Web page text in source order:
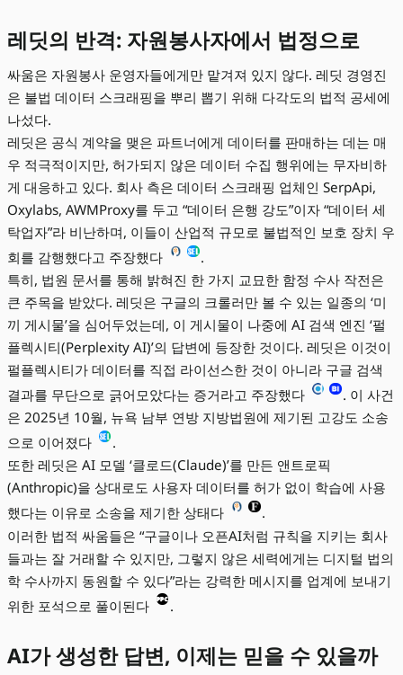
레딧의 반격: 자원봉사자에서 법정으로
싸움은 자원봉사 운영자들에게만 맡겨져 있지 않다. 레딧 경영진
은 불법 데이터 스크래핑을 뿌리 뽑기 위해 다각도의 법적 공세에
나섰다.
레딧은 공식 계약을 맺은 파트너에게 데이터를 판매하는 데는 매
우 적극적이지만, 허가되지 않은 데이터 수집 행위에는 무자비하
게 대응하고 있다. 회사 측은 데이터 스크래핑 업체인 SerpApi,
Oxylabs, AWMProxy를 두고 “데이터 은행 강도”이자 “데이터 세
탁업자”라 비난하며, 이들이 산업적 규모로 불법적인 보호 장치 우
회를 감행했다고 주장했다
.
특히, 법원 문서를 통해 밝혀진 한 가지 교묘한 함정 수사 작전은
큰 주목을 받았다. 레딧은 구글의 크롤러만 볼 수 있는 일종의 ‘미
끼 게시물’을 심어두었는데, 이 게시물이 나중에 AI 검색 엔진 ‘펄
플렉시티(Perplexity AI)’의 답변에 등장한 것이다. 레딧은 이것이
펄플렉시티가 데이터를 직접 라이선스한 것이 아니라 구글 검색
결과를 무단으로 긁어모았다는 증거라고 주장했다
. 이 사건
은 2025년 10월, 뉴욕 남부 연방 지방법원에 제기된 고강도 소송
으로 이어졌다
.
또한 레딧은 AI 모델 ‘클로드(Claude)’를 만든 앤트로픽
(Anthropic)을 상대로도 사용자 데이터를 허가 없이 학습에 사용
했다는 이유로 소송을 제기한 상태다
.
이러한 법적 싸움들은 “구글이나 오픈AI처럼 규칙을 지키는 회사
들과는 잘 거래할 수 있지만, 그렇지 않은 세력에게는 디지털 법의
학 수사까지 동원할 수 있다”라는 강력한 메시지를 업계에 보내기
위한 포석으로 풀이된다
.
AI가 생성한 답변, 이제는 믿을 수 있을까